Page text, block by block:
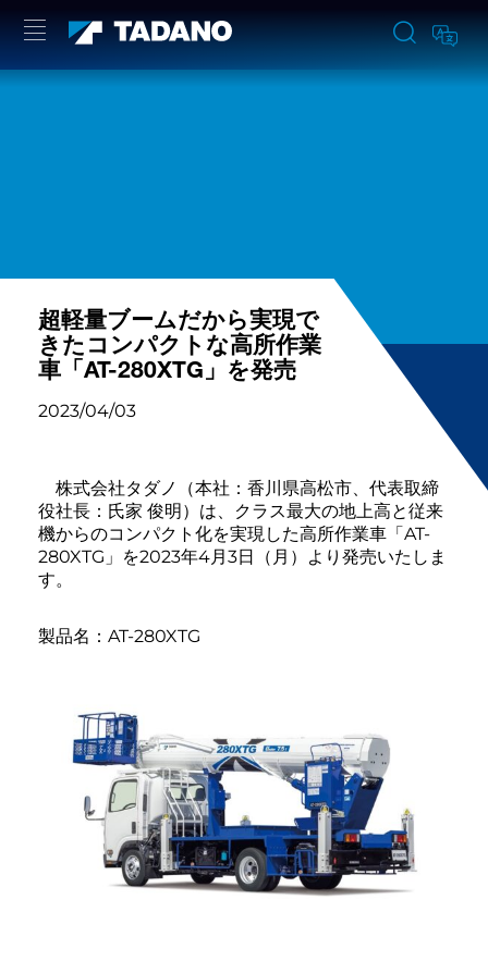
超軽量ブームだから実現で
きたコンパクトな高所作業
車「AT-280XTG」を発売
2023/04/03
株式会社タダノ（本社：香川県高松市、代表取締
役社長：氏家 俊明）は、クラス最大の地上高と従来
機からのコンパクト化を実現した高所作業車「AT-
280XTG」を2023年4月3日（月）より発売いたしま
す。
製品名：AT-280XTG